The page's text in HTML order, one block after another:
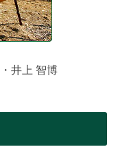
井上 智博